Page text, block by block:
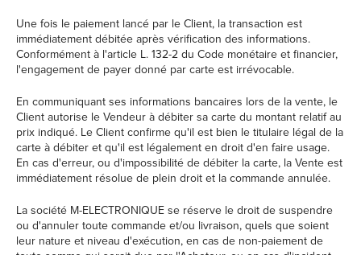
Une fois le paiement lancé par le Client, la transaction est
immédiatement débitée après vérification des informations.
Conformément à l'article L. 132-2 du Code monétaire et financier,
l'engagement de payer donné par carte est irrévocable.
En communiquant ses informations bancaires lors de la vente, le
Client autorise le Vendeur à débiter sa carte du montant relatif au
prix indiqué. Le Client confirme qu'il est bien le titulaire légal de la
carte à débiter et qu'il est légalement en droit d'en faire usage.
En cas d'erreur, ou d'impossibilité de débiter la carte, la Vente est
immédiatement résolue de plein droit et la commande annulée.
La société M-ELECTRONIQUE se réserve le droit de suspendre
ou d'annuler toute commande et/ou livraison, quels que soient
leur nature et niveau d'exécution, en cas de non-paiement de